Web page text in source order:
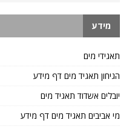
מידע
תאגידי מים
הגיחון תאגיד מים דף מידע
יובלים אשדוד תאגיד מים
מי אביבים תאגיד מים דף מידע